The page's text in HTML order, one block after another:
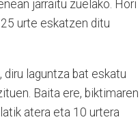
jarraitu zuelako. Hori
urte eskatzen ditu
laguntza bat eskatu
Baita ere, biktimaren
atera eta 10 urtera